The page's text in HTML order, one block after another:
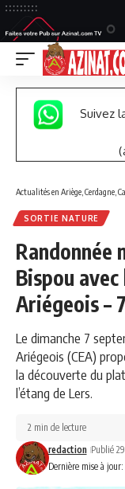
Suivez
Actualités en Ariège, Cerdagne,
SORTIE NATURE
Randonnée
Bispou
Ariégeois –
Le dimanche 7
Ariégeois (CEA)
la découverte du
l’étang de Lers.
Dernière mise à
redaction Publié
2 min de lecture